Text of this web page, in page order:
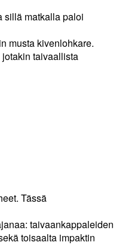
sillä matkalla paloi
musta kivenlohkare.
taivaallista
Tässä
taivaankappaleiden
toisaalta impaktin